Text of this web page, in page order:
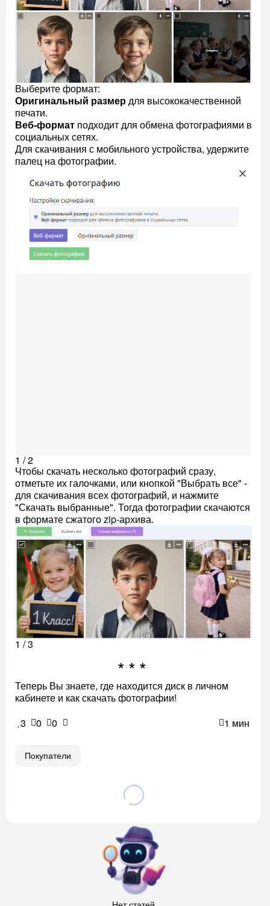
Выберите формат:
Оригинальный размердля высококачественной
печати.
Веб-формат подходит для обмена фотографиями в
социальных сетях.
Для скачивания с мобильного устройства, удержите
палец на фотографии.
1 / 2
Чтобы скачать несколько фотографий сразу,
отметьте их галочками, или кнопкой "Выбрать все" -
для скачивания всех фотографий, и нажмите
"Скачать выбранные". Тогда фотографии скачаются
в формате сжатого zip-архива.
1 / 3
Теперь Вы знаете, где находится диск в личном
кабинете и как скачать фотографии!
3
0 0 1 мин
Покупатели